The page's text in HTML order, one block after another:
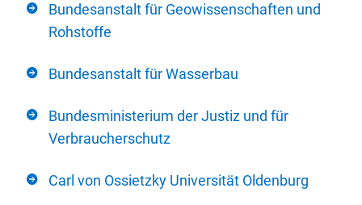
Bundesanstalt für Geowissenschaften und
Rohstoffe
Bundesanstalt für Wasserbau
Bundesministerium der Justiz und für
Verbraucherschutz
Carl von Ossietzky Universität Oldenburg